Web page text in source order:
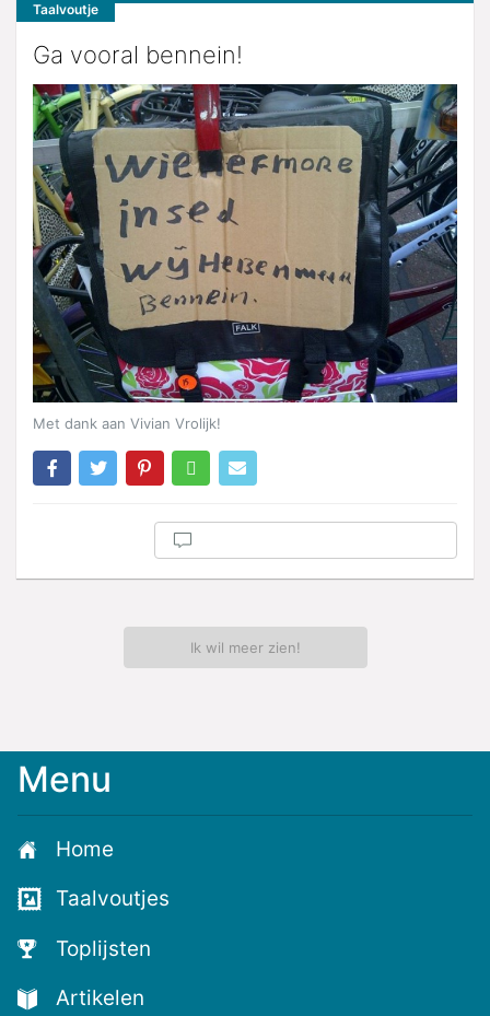
Taalvoutje
Ga vooral bennein!
Met dank aan Vivian Vrolijk!
Ik wil meer zien!
Meld
voor
de
nieuwste
voutjes
en
de
Menu
Home
Taalvoutjes
Toplijsten
Artikelen